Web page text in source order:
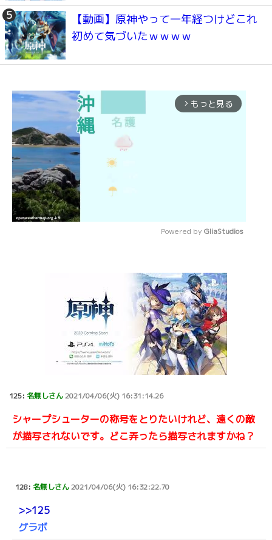
【動画】原神やって一年経つけどこれ
初めて気づいたｗｗｗｗ
arrow_forward_ios もっと見る
Powered by GliaStudios
125: 名無しさん2021/04/06(火) 16:31:14.26
シャープシューターの称号をとりたいけれど、遠くの敵
が描写されないです。どこ弄ったら描写されますかね？
128: 名無しさん2021/04/06(火) 16:32:22.70
>>125
グラボ